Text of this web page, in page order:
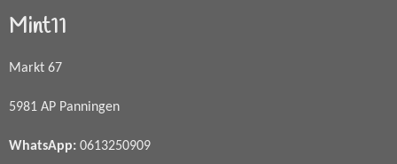
Mint11
Markt 67
5981 AP Panningen
WhatsApp: 0613250909